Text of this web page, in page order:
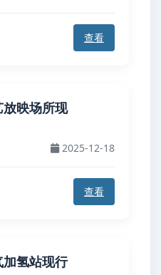
查看
映场所现
2025-12-18
查看
氢站现行